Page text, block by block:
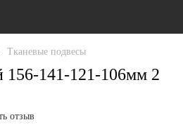
Тканевые подвесы
156-141-121-106мм 2
отзыв